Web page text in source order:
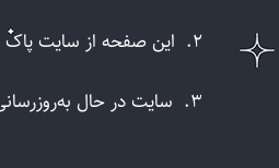
2. این صفحه از سایت
3. سایت در حال